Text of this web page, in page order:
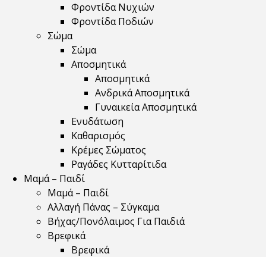
Φροντίδα Νυχιών
Φροντίδα Ποδιών
Σώμα
Σώμα
Αποσμητικά
Αποσμητικά
Ανδρικά Αποσμητικά
Γυναικεία Αποσμητικά
Ενυδάτωση
Καθαρισμός
Κρέμες Σώματος
Ραγάδες Κυτταρίτιδα
Μαμά – Παιδί
Μαμά – Παιδί
Αλλαγή Πάνας – Σύγκαμα
Βήχας/Πονόλαιμος Για Παιδιά
Βρεφικά
Βρεφικά